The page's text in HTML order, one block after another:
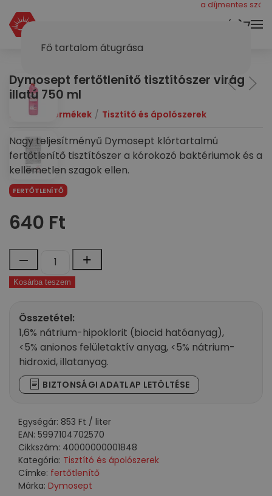
Fő tartalom átugrása
KOSÁR
még 40000 ft a díjmentes
Dymosept fertőtlenítő tisztítószer virág
illatú 750 ml
Dymol Termékek Tisztító és ápolószerek
Nagy teljesítményű Dymosept klórtartalmú
fertőtlenítő tisztítószer a kórokozó baktériumok és a
kellemetlen szagok ellen.
FERTŐTLENÍTŐ
640 Ft
–
Dymosept
fertőtlenítő
tisztítószer
illatú
750
ml
mennyiség
+
Kosárba teszem
Összetétel:
1,6% nátrium-hipoklorit (biocid hatóanyag),
<5% anionos felületaktív anyag, <5% nátrium-
hidroxid, illatanyag.
BIZTONSÁGI ADATLAP LETÖLTÉSE
Egységár: 853 Ft / liter
EAN: 5997104702570
Cikkszám: 40000000001848
Kategória: Tisztító és ápolószerek
Címke: fertőtlenítő
Márka: Dymosept